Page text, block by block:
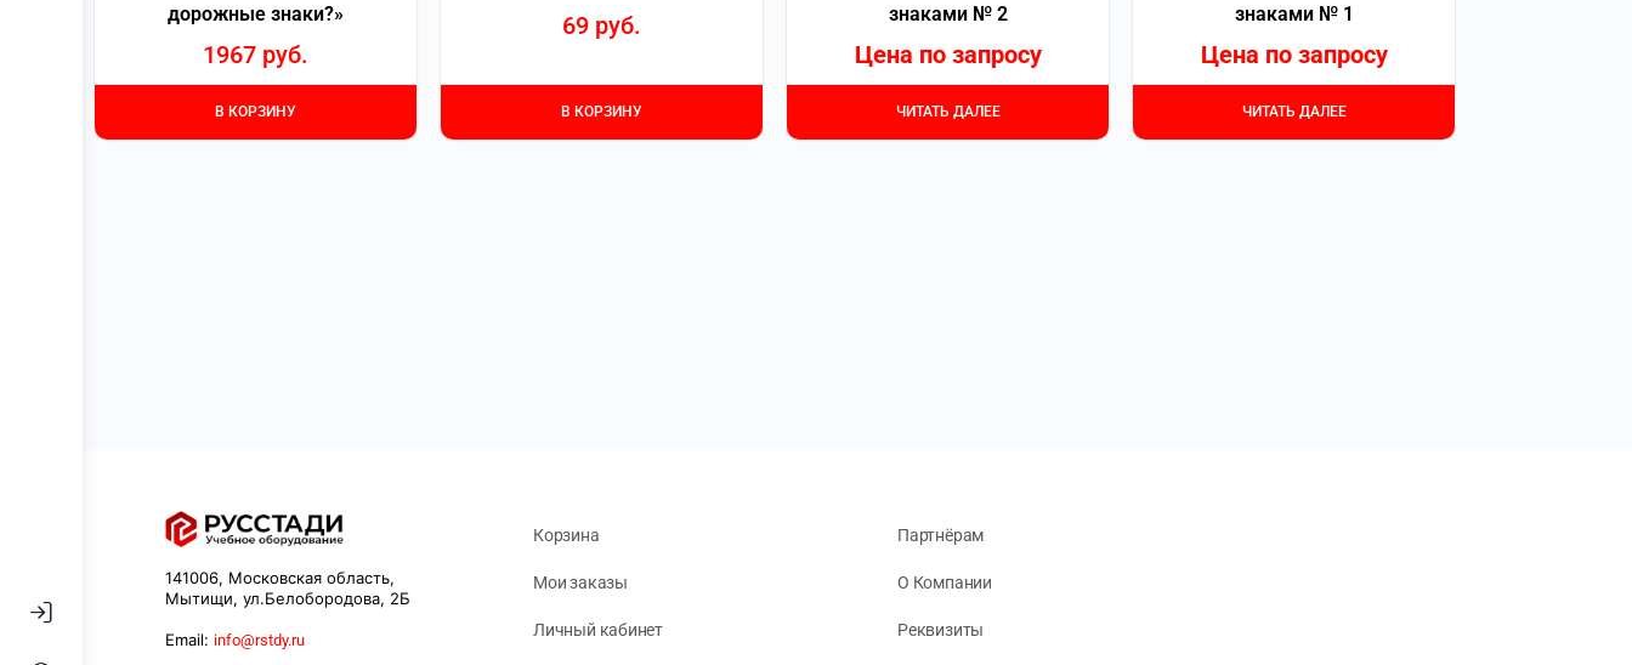
дорожные знаки?»
1967 руб.
В КОРЗИНУ
69 руб.
В КОРЗИНУ
знаками № 2
Цена по запросу
ЧИТАТЬ ДАЛЕЕ
знаками № 1
Цена по запросу
ЧИТАТЬ ДАЛЕЕ
141006, Московская область,
Мытищи, ул.Белобородова, 2Б
Email: info@rstdy.ru
Корзина
Мои заказы
Личный кабинет
Партнёрам
О Компании
Реквизиты